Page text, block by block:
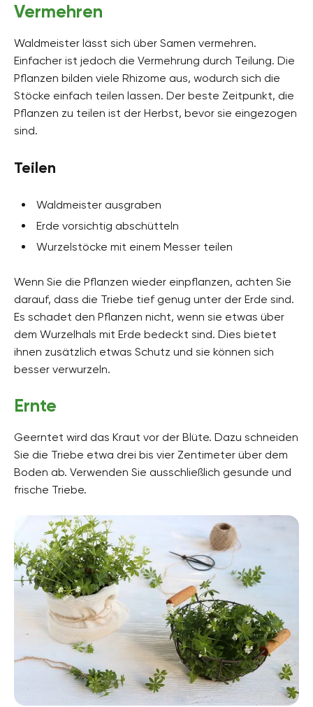
Vermehren
Waldmeister lässt sich über Samen vermehren.
Einfacher ist jedoch die Vermehrung durch Teilung. Die
Pflanzen bilden viele Rhizome aus, wodurch sich die
Stöcke einfach teilen lassen. Der beste Zeitpunkt, die
Pflanzen zu teilen ist der Herbst, bevor sie eingezogen
sind.
Teilen
Waldmeister ausgraben
Erde vorsichtig abschütteln
Wurzelstöcke mit einem Messer teilen
Wenn Sie die Pflanzen wieder einpflanzen, achten Sie
darauf, dass die Triebe tief genug unter der Erde sind.
Es schadet den Pflanzen nicht, wenn sie etwas über
dem Wurzelhals mit Erde bedeckt sind. Dies bietet
ihnen zusätzlich etwas Schutz und sie können sich
besser verwurzeln.
Ernte
Geerntet wird das Kraut vor der Blüte. Dazu schneiden
Sie die Triebe etwa drei bis vier Zentimeter über dem
Boden ab. Verwenden Sie ausschließlich gesunde und
frische Triebe.